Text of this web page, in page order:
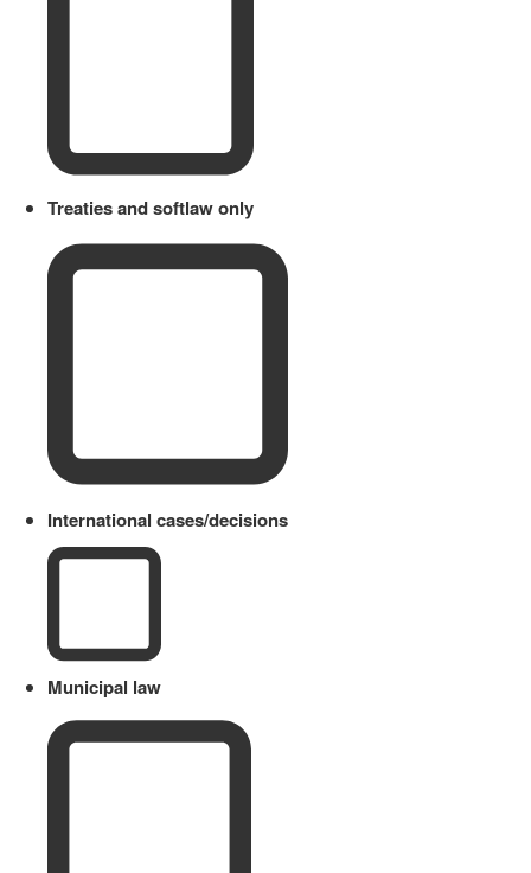
Treaties and softlaw only
International cases/decisions
Municipal law